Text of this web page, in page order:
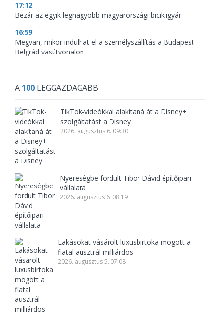
17:12
Bezár az egyik legnagyobb magyarországi bicikligyár
16:59
Megvan, mikor indulhat el a személyszállítás a Budapest–
Belgrád vasútvonalon
A 100 LEGGAZDAGABB
TikTok-videókkal alakítaná át a Disney+
szolgáltatást a Disney
2026. augusztus 6. 09:30
Nyereségbe fordult Tibor Dávid építőipari
vállalata
2026. augusztus 6. 08:19
Lakásokat vásárolt luxusbirtoka mögött a
fiatal ausztrál milliárdos
2026. augusztus 5. 07:08